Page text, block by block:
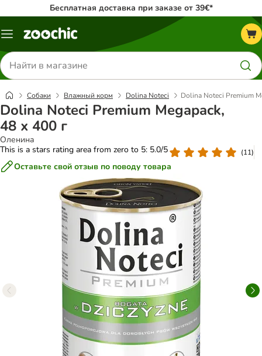
Бесплатная доставка при заказе от 39€*
Каталог
Поиск
товаров
Собаки Влажный корм Dolina Noteci Dolina Noteci Premium
Dolina Noteci Premium Megapack,
48 х 400 г
Оленина
This is a stars rating area from zero to 5: 5.0/5
(11)
Оставьте свой отзыв по поводу товара